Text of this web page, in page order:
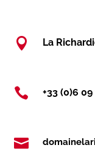
 La
 +33 (0)6 09
